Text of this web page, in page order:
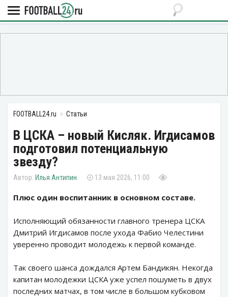
FOOTBALL24.ru Статьи
В ЦСКА – новый Кисляк. Игдисамов
подготовил потенциальную
звезду?
Илья Антипин 13 мая 2026, 11:00
Плюс один воспитанник в основном составе.
Исполняющий обязанности главного тренера ЦСКА
Дмитрий Игдисамов после ухода Фабио Челестини
уверенно проводит молодежь к первой команде.
Так своего шанса дождался Артем Бандикян. Некогда
капитан молодежки ЦСКА уже успел пошуметь в двух
последних матчах, в том числе в большом кубковом